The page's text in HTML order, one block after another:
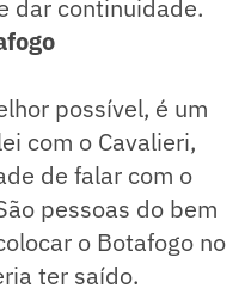
dar continuidade.
possível, é um
com o Cavalieri,
de falar com o
pessoas do bem
o Botafogo no
ter saído.